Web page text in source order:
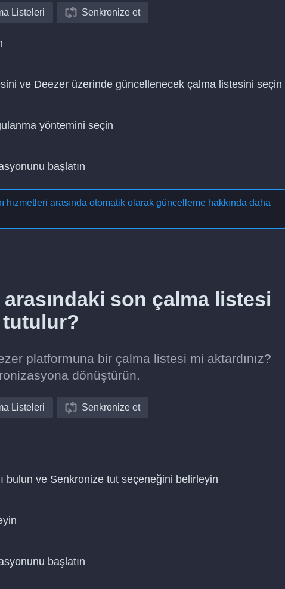
Listeleri Senkronize et
ve Deezer üzerinde güncellenecek çalma listesini seçin
yöntemini seçin
başlatın
hizmetleri arasında otomatik olarak güncelleme hakkında daha
son çalma listesi
tutulur?
platformuna bir çalma listesi mi aktardınız?
dönüştürün.
Listeleri Senkronize et
bulun ve Senkronize tut seçeneğini belirleyin
başlatın